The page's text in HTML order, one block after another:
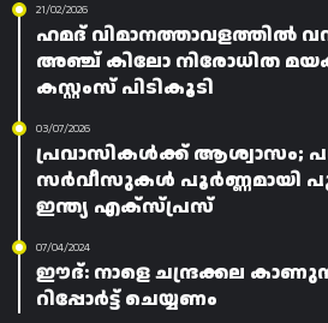
21/02/2026
ഹമദ് വിമാനത്താവളത്തിൽ
അഞ്ച് കിലോ നിരോധിത
കസ്റ്റംസ് പിടികൂടി
03/07/2026
പ്രവാസികൾക്ക് ആശ്വാസം;
സർവീസുകൾ പൂർണ്ണമായി
ഇന്ത്യ എക്സ്പ്രസ്
07/04/2024
ഈദ്: നാളെ ചന്ദ്രക്കല
റിപ്പോർട്ട് ചെയ്യണം